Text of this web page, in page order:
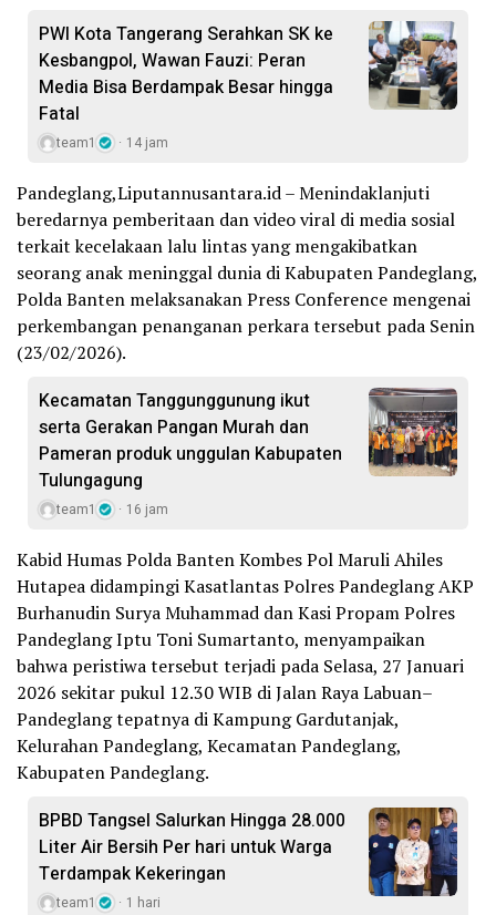
PWI Kota Tangerang Serahkan SK ke
Kesbangpol, Wawan Fauzi: Peran
Media Bisa Berdampak Besar hingga
Fatal
team1 14 jam
Pandeglang,Liputannusantara.id – Menindaklanjuti
beredarnya pemberitaan dan video viral di media sosial
terkait kecelakaan lalu lintas yang mengakibatkan
seorang anak meninggal dunia di Kabupaten Pandeglang,
Polda Banten melaksanakan Press Conference mengenai
perkembangan penanganan perkara tersebut pada Senin
(23/02/2026).
Kecamatan Tanggunggunung ikut
serta Gerakan Pangan Murah dan
Pameran produk unggulan Kabupaten
Tulungagung
team1 16 jam
Kabid Humas Polda Banten Kombes Pol Maruli Ahiles
Hutapea didampingi Kasatlantas Polres Pandeglang AKP
Burhanudin Surya Muhammad dan Kasi Propam Polres
Pandeglang Iptu Toni Sumartanto, menyampaikan
bahwa peristiwa tersebut terjadi pada Selasa, 27 Januari
2026 sekitar pukul 12.30 WIB di Jalan Raya Labuan–
Pandeglang tepatnya di Kampung Gardutanjak,
Kelurahan Pandeglang, Kecamatan Pandeglang,
Kabupaten Pandeglang.
BPBD Tangsel Salurkan Hingga 28.000
Liter Air Bersih Per hari untuk Warga
Terdampak Kekeringan
team1 1 hari